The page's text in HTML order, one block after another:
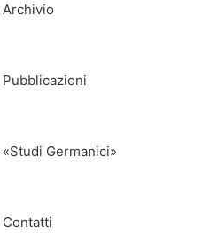
Archivio
Pubblicazioni
«Studi Germanici»
Contatti